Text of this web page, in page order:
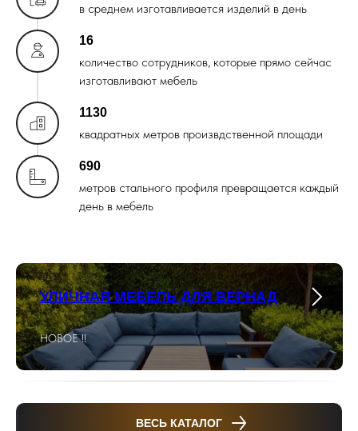
в среднем изготавливается изделий в день
16
количество сотрудников, которые прямо сейчас
изготавливают мебель
1130
квадратных метров произвдственной площади
690
метров стального профиля превращается каждый
день в мебель
УЛИЧНАЯ МЕБЕЛЬ ДЛЯ ВЕРНАД
НОВОЕ !!
ВЕСЬ КАТАЛОГ